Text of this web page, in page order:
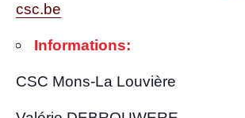
csc.be
Infor­ma­tions:
CSC Mons-La Louvière